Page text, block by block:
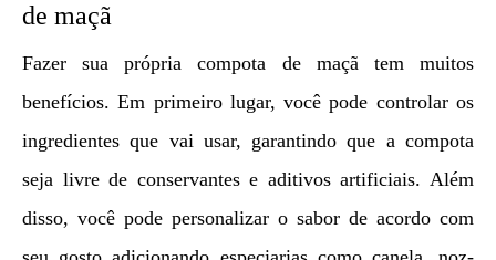
de maçã
Fazer sua própria compota de maçã tem muitos
benefícios. Em primeiro lugar, você pode controlar os
ingredientes que vai usar, garantindo que a compota
seja livre de conservantes e aditivos artificiais. Além
disso, você pode personalizar o sabor de acordo com